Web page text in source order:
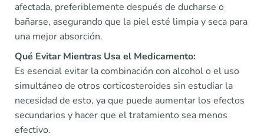
afectada, preferiblemente después de ducharse o
bañarse, asegurando que la piel esté limpia y seca para
una mejor absorción.
Qué Evitar Mientras Usa el Medicamento:
Es esencial evitar la combinación con alcohol o el uso
simultáneo de otros corticosteroides sin estudiar la
necesidad de esto, ya que puede aumentar los efectos
secundarios y hacer que el tratamiento sea menos
efectivo.